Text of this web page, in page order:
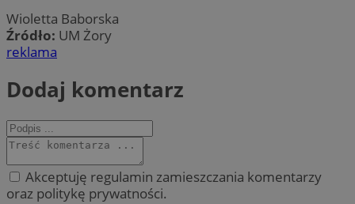
Wioletta Baborska
Źródło: UM Żory
reklama
Dodaj komentarz
Akceptuję regulamin zamieszczania komentarzy
oraz politykę prywatności.